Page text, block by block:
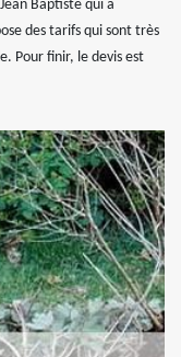
Baptiste qui a
des tarifs qui sont très
Pour finir, le devis est